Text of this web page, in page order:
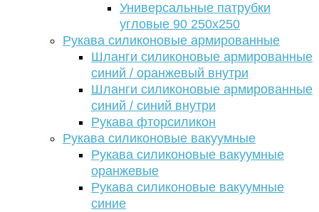
Универсальные патрубки
угловые 90 250х250
Рукава силиконовые армированные
Шланги силиконовые армированные
синий / оранжевый внутри
Шланги силиконовые армированные
синий / синий внутри
Рукава фторсиликон
Рукава силиконовые вакуумные
Рукава силиконовые вакуумные
оранжевые
Рукава силиконовые вакуумные
синие